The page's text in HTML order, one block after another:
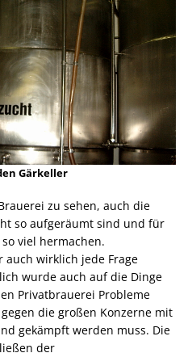
Gärkeller
zu sehen, auch die
so aufgeräumt sind und für
viel hermachen.
auch wirklich jede Frage
wurde auch auf die Dinge
Privatbrauerei Probleme
die großen Konzerne mit
gekämpft werden muss. Die
der